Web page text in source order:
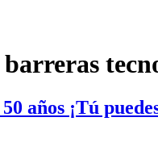
años ¡Tú